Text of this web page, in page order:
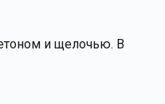
и щелочью. В